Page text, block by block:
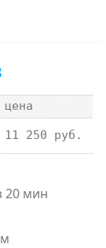
цена
11 250 руб.
20 мин